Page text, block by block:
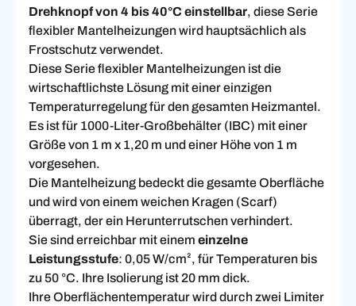
Drehknopf von 4 bis 40°C einstellbar, diese Serie
flexibler Mantelheizungen wird hauptsächlich als
Frostschutz verwendet.
Diese Serie flexibler Mantelheizungen ist die
wirtschaftlichste Lösung mit einer einzigen
Temperaturregelung für den gesamten Heizmantel.
Es ist für 1000-Liter-Großbehälter (IBC) mit einer
Größe von 1 m x 1,20 m und einer Höhe von 1 m
vorgesehen.
Die Mantelheizung bedeckt die gesamte Oberfläche
und wird von einem weichen Kragen (Scarf)
überragt, der ein Herunterrutschen verhindert.
Sie sind erreichbar mit einem einzelne
Leistungsstufe: 0,05 W/cm², für Temperaturen bis
zu 50 °C. Ihre Isolierung ist 20 mm dick.
Ihre Oberflächentemperatur wird durch zwei Limiter